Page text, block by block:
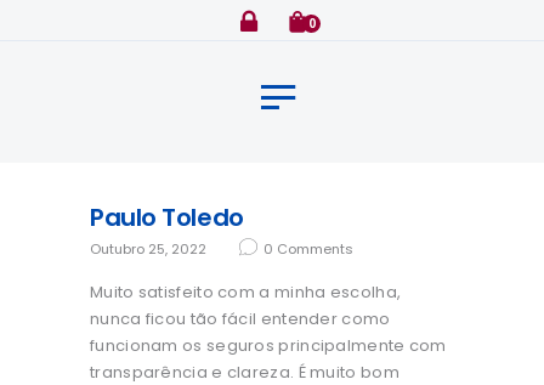
0
Serviços Especiais
Contato
Paulo Toledo
Outubro 25, 2022 0 Comments
Muito satisfeito com a minha escolha,
nunca ficou tão fácil entender como
funcionam os seguros principalmente com
transparência e clareza. É muito bom